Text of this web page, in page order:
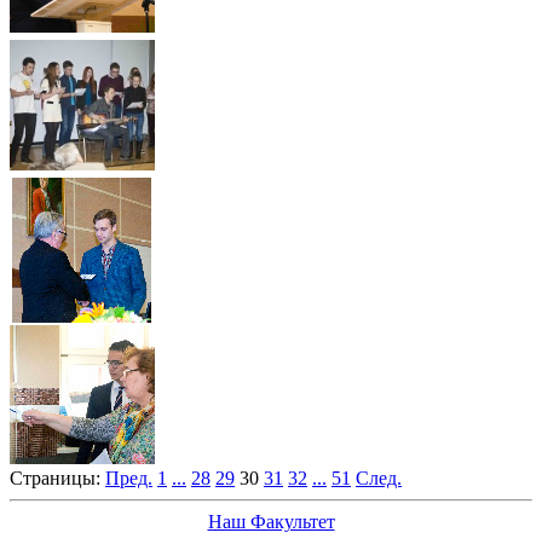
Страницы: Пред. 1 ... 28 29 30 31 32 ... 51 След.
Наш Факультет